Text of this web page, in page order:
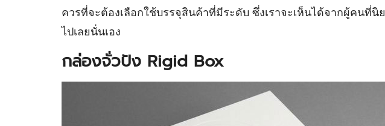
ควรที่จะต้องเลือกใช้บรรจุสินค้าที่มีระดับ ซึ่งเราจะเห็นได้จากผู้คน
ไปเลยนั่นเอง
กล่องจั่วปัง Rigid Box